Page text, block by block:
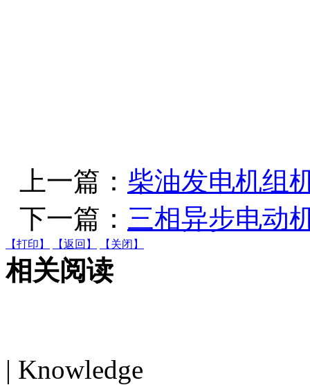
上一篇： 柴油发电机组
下一篇： 三相异步电动
【打印】 【返回】 【关闭】
相关阅读
| Knowledge